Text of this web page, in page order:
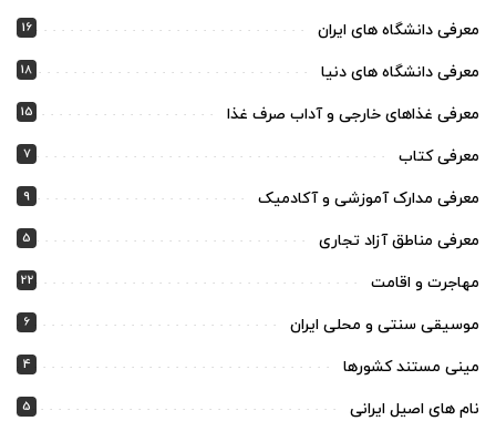
معرفی دانشگاه های ایران 16
معرفی دانشگاه های دنیا 18
معرفی غذاهای خارجی و آداب صرف غذا 15
معرفی کتاب 7
معرفی مدارک آموزشی و آکادمیک 9
معرفی مناطق آزاد تجاری 5
مهاجرت و اقامت 22
موسیقی سنتی و محلی ایران 6
مینی مستند کشورها 4
نام های اصیل ایرانی 5